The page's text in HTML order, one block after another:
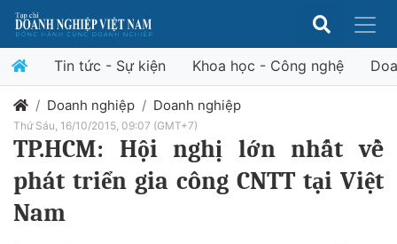
Tin tức - Sự kiện Khoa học - Công nghệ
Doanh nghiệp Doanh nghiệp
Thứ Sáu, 16/10/2015, 09:07 (GMT+7)
TP.HCM: Hội nghị lớn nhất về
phát triển gia công CNTT tại Việt
Nam